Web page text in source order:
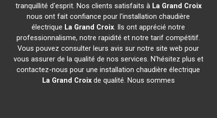
tranquillité d'esprit. Nos clients satisfaits à La Grand Croix
nous ont fait confiance pour l'installation chaudière
électrique La Grand Croix. Ils ont apprécié notre
professionnalisme, notre rapidité et notre tarif compétitif.
Vous pouvez consulter leurs avis sur notre site web pour
vous assurer de la qualité de nos services. N'hésitez plus et
contactez-nous pour une installation chaudière électrique
La Grand Croixde qualité. Nous sommes